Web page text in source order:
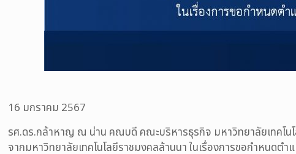
16 มกราคม 2567
รศ.ดร.กล้าหาญ ณ น่าน คณบดี คณะบริหารธุรกิจ มหาวิทยาลัยเทคโ
จากมหาวิทยาลัยเทคโนโลยีราชมงคลล้านนา ในเรื่องการขอกำหนด